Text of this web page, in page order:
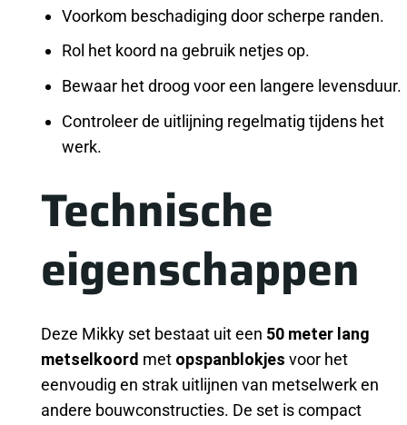
Voorkom beschadiging door scherpe randen.
Rol het koord na gebruik netjes op.
Bewaar het droog voor een langere levensduur.
Controleer de uitlijning regelmatig tijdens het
werk.
Technische
eigenschappen
Deze Mikky set bestaat uit een 50 meter lang
metselkoord met opspanblokjes voor het
eenvoudig en strak uitlijnen van metselwerk en
andere bouwconstructies. De set is compact